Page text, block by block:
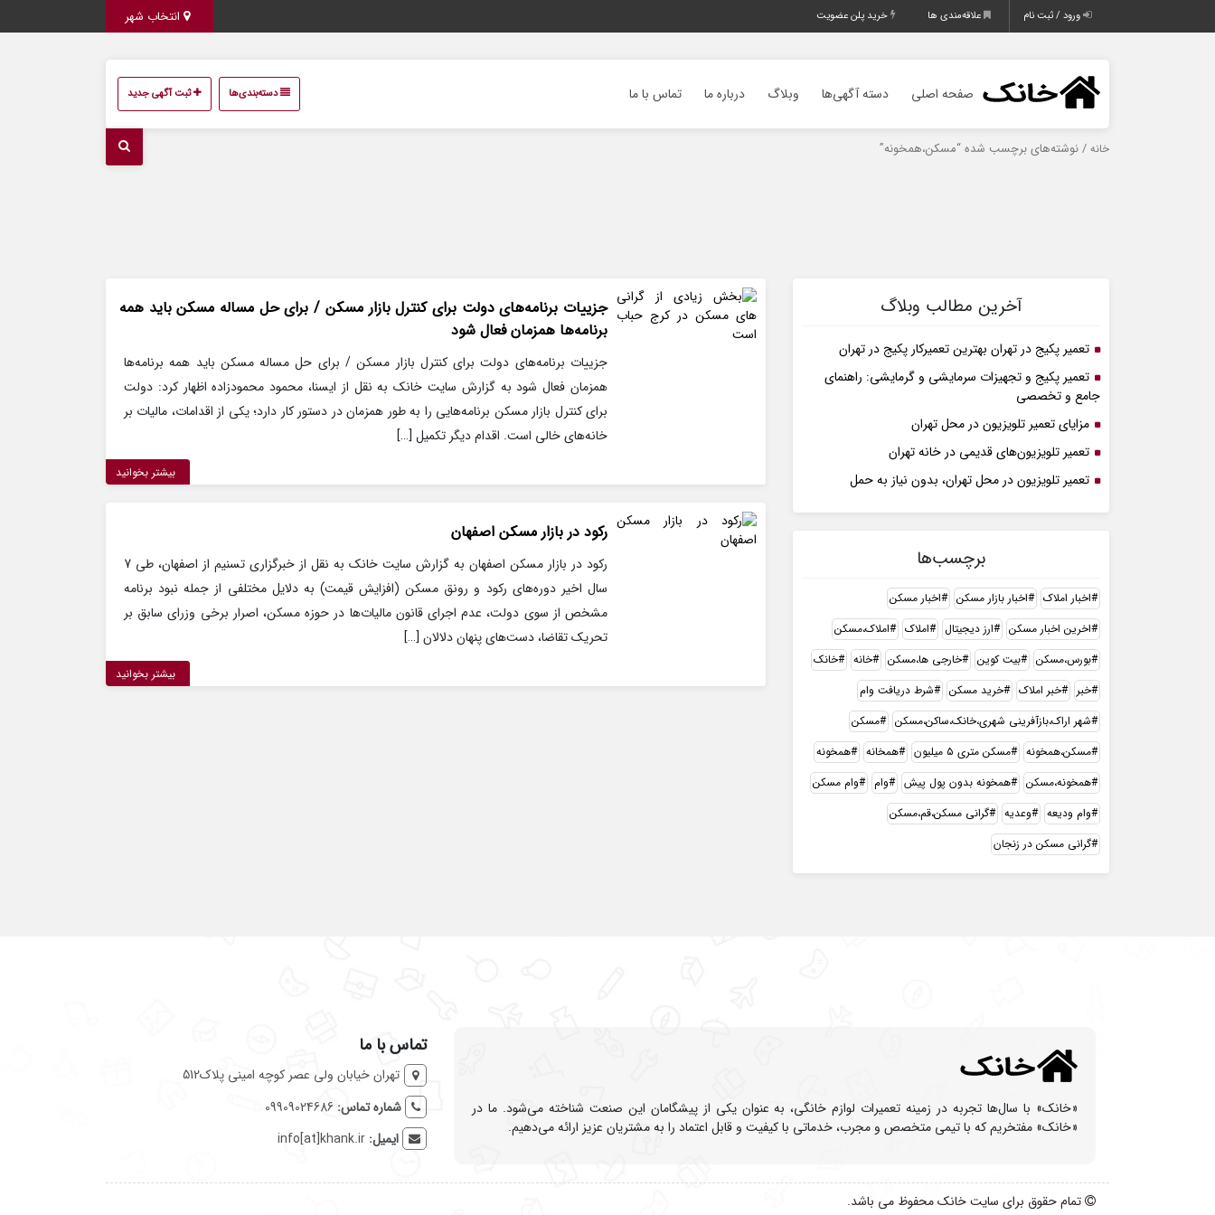
ورود / ثبت نام علاقه‌مندی ها خرید پلن عضویت
صفحه اصلی دسته آگهی‌ها وبلاگ درباره ما تماس با ما دسته‌بندی‌ها ثبت آگهی جدید
خانه / نوشته‌های برچسب شده “مسکن،همخونه”
آخرین مطالب وبلاگ
تعمیر پکیج در تهران بهترین تعمیرکار پکیج در تهران
تعمیر پکیج و تجهیزات سرمایشی و گرمایشی: راهنمای
جامع و تخصصی
مزایای تعمیر تلویزیون در محل تهران
تعمیر تلویزیون‌های قدیمی در خانه تهران
تعمیر تلویزیون در محل تهران، بدون نیاز به حمل
برچسب‌ها
اخبار املاک اخبار بازار مسکن
اخبار مسکن
اخرین اخبار مسکن
ارز دیجیتال املاک
املاک،مسکن
بورس،مسکن
بیت کوین خارجی ها،مسکن خانه
خانک
خبر
خبر املاک خرید مسکن
شرط دریافت وام
شهر اراک،بازآفرینی شهری،خانک،ساکن،مسکن
مسکن
مسکن،همخونه
مسکن متری ۵ میلیون همخانه
همخونه
همخونه،مسکن
همخونه بدون پول پیش وام
وام مسکن
وام ودیعه
وعدیه
گرانی مسکن،قم،مسکن
گرانی مسکن در زنجان
جزییات برنامه‌های دولت برای کنترل بازار مسکن / برای حل مساله مسکن باید همه
برنامه‌ها همزمان فعال شود
جزییات برنامه‌های دولت برای کنترل بازار مسکن / برای حل مساله مسکن باید همه برنامه‌ها
همزمان فعال شود به گزارش سایت خانک به نقل از ایسنا، محمود محمودزاده اظهار کرد: دولت
برای کنترل بازار مسکن برنامه‌هایی را به طور همزمان در دستور کار دارد؛ یکی از اقدامات، مالیات بر
خانه‌های خالی است. اقدام دیگر تکمیل […]
بیشتر بخوانید
رکود در بازار مسکن اصفهان
رکود در بازار مسکن اصفهان به گزارش سایت خانک به نقل از خبرگزاری تسنیم از اصفهان، طی 7
سال اخیر دوره‌های رکود و رونق مسکن (افزایش قیمت) به دلایل مختلفی از جمله نبود برنامه
مشخص از سوی دولت، عدم اجرای قانون مالیات‌ها در حوزه مسکن، اصرار برخی وزرای سابق بر
تحریک تقاضا، دست‌های پنهان دلالان […]
بیشتر بخوانید
«خانک» با سال‌ها تجربه در زمینه تعمیرات لوازم خانگی، به عنوان یکی از پیشگامان این صنعت شناخته می‌شود. ما در
«خانک» مفتخریم که با تیمی متخصص و مجرب، خدماتی با کیفیت و قابل اعتماد را به مشتریان عزیز ارائه می‌دهیم.
تماس با ما
تهران خیابان ولی عصر کوچه امینی پلاک512
شماره تماس: 09909024686
ایمیل: info[at]khank.ir
تمام حقوق برای سایت خانک محفوظ می باشد.